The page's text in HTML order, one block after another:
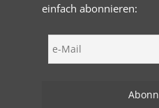
einfach abonnieren: